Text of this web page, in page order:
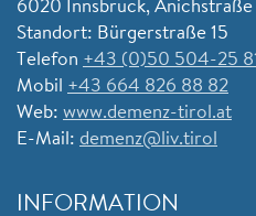
6020 Innsbruck, Anichstraße
Standort: Bürgerstraße 15
Telefon +43 (0)50 504-25
Mobil +43 664 826 88 82
Web: www.demenz-tirol.at
E-Mail: demenz@liv.tirol
INFORMATION